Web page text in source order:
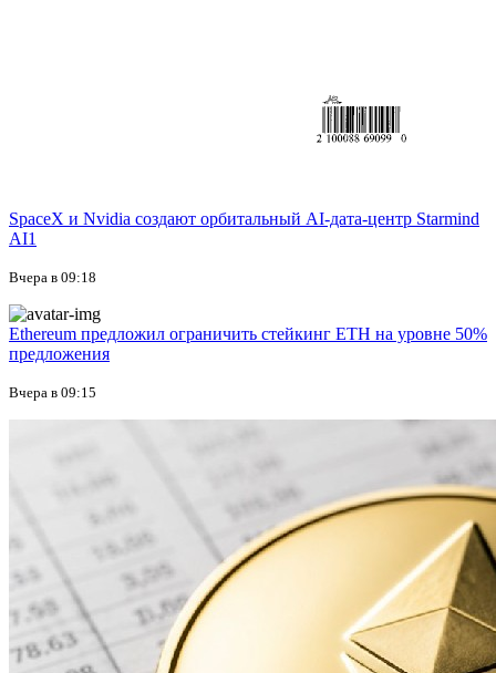
SpaceX и Nvidia создают орбитальный AI-дата-центр Starmind
AI1
Вчера в 09:18
Ethereum предложил ограничить стейкинг ETH на уровне 50%
предложения
Вчера в 09:15